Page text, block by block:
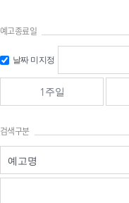
예고종료일
날짜 미지정
1주일
검색구분
예고명